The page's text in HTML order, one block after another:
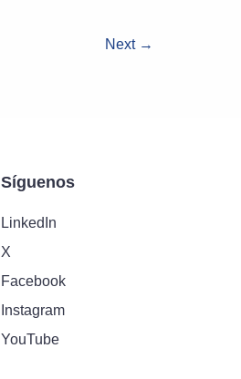
Next →
Síguenos
LinkedIn
X
Facebook
Instagram
YouTube